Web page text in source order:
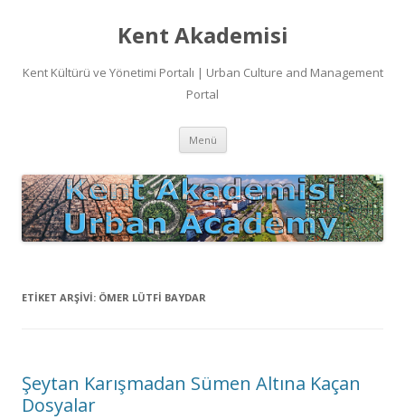
Kent Akademisi
Kent Kültürü ve Yönetimi Portalı | Urban Culture and Management
Portal
Menü İçeriğe
ETIKET ARŞIVI: ÖMER LÜTFI BAYDAR
Şeytan Karışmadan Sümen Altına Kaçan
Dosyalar